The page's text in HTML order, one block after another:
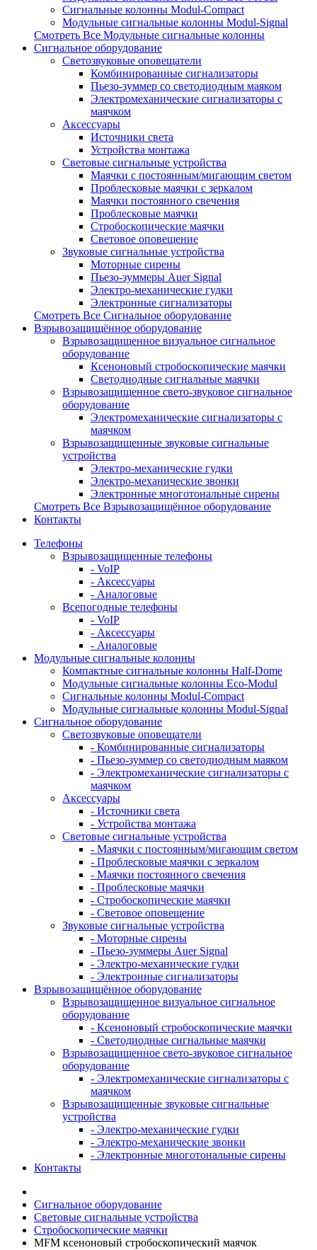
Сигнальные колонны Modul-Compact
Модульные сигнальные колонны Modul-Signal
Смотреть Все Модульные сигнальные колонны
Сигнальное оборудование
Светозвуковые оповещатели
Комбинированные сигнализаторы
Пьезо-зуммер со светодиодным маяком
Электромеханические сигнализаторы с
маячком
Аксессуары
Источники света
Устройства монтажа
Световые сигнальные устройства
Маячки с постоянным/мигающим светом
Проблесковые маячки с зеркалом
Маячки постоянного свечения
Проблесковые маячки
Стробоскопические маячки
Световое оповещение
Звуковые сигнальные устройства
Моторные сирены
Пьезо-зуммеры Auer Signal
Электро-механические гудки
Электронные сигнализаторы
Смотреть Все Сигнальное оборудование
Взрывозащищённое оборудование
Взрывозащищенное визуальное сигнальное
оборудование
Ксеноновый стробоскопические маячки
Светодиодные сигнальные маячки
Взрывозащищенное свето-звуковое сигнальное
оборудование
Электромеханические сигнализаторы с
маячком
Взрывозащищенные звуковые сигнальные
устройства
Электро-механические гудки
Электро-механические звонки
Электронные многотональные сирены
Смотреть Все Взрывозащищённое оборудование
Контакты
Телефоны
Взрывозащищенные телефоны
- VoIP
- Аксессуары
- Аналоговые
Всепогодные телефоны
- VoIP
- Аксессуары
- Аналоговые
Модульные сигнальные колонны
Компактные сигнальные колонны Half-Dome
Модульные сигнальные колонны Eco-Modul
Сигнальные колонны Modul-Compact
Модульные сигнальные колонны Modul-Signal
Сигнальное оборудование
Светозвуковые оповещатели
- Комбинированные сигнализаторы
- Пьезо-зуммер со светодиодным маяком
- Электромеханические сигнализаторы с
маячком
Аксессуары
- Источники света
- Устройства монтажа
Световые сигнальные устройства
- Маячки с постоянным/мигающим светом
- Проблесковые маячки с зеркалом
- Маячки постоянного свечения
- Проблесковые маячки
- Стробоскопические маячки
- Световое оповещение
Звуковые сигнальные устройства
- Моторные сирены
- Пьезо-зуммеры Auer Signal
- Электро-механические гудки
- Электронные сигнализаторы
Взрывозащищённое оборудование
Взрывозащищенное визуальное сигнальное
оборудование
- Ксеноновый стробоскопические маячки
- Светодиодные сигнальные маячки
Взрывозащищенное свето-звуковое сигнальное
оборудование
- Электромеханические сигнализаторы с
маячком
Взрывозащищенные звуковые сигнальные
устройства
- Электро-механические гудки
- Электро-механические звонки
- Электронные многотональные сирены
Контакты
Сигнальное оборудование
Световые сигнальные устройства
Стробоскопические маячки
MFM ксеноновый стробоскопический маячок